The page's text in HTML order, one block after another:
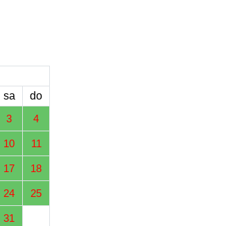
sa
do
3 4
10 11
17 18
24 25
31